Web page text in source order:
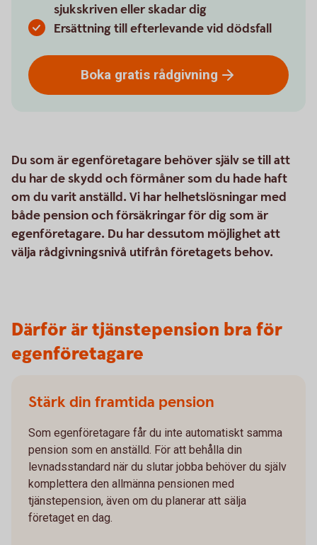
sjukskriven eller skadar dig
Ersättning till efterlevande vid dödsfall
Boka gratis rådgivning
Du som är egenföretagare behöver själv se till att
du har de skydd och förmåner som du hade haft
om du varit anställd. Vi har helhetslösningar med
både pension och försäkringar för dig som är
egenföretagare. Du har dessutom möjlighet att
välja rådgivningsnivå utifrån företagets behov.
Därför är tjänstepension bra för
egenföretagare
Stärk din framtida pension
Som egenföretagare får du inte automatiskt samma
pension som en anställd. För att behålla din
levnadsstandard när du slutar jobba behöver du själv
komplettera den allmänna pensionen med
tjänstepension, även om du planerar att sälja
företaget en dag.